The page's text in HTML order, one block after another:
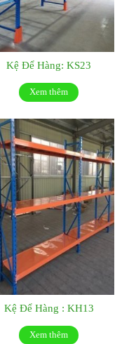
Kệ Để Hàng: KS23
Xem thêm
Kệ Để Hàng : KH13
Xem thêm